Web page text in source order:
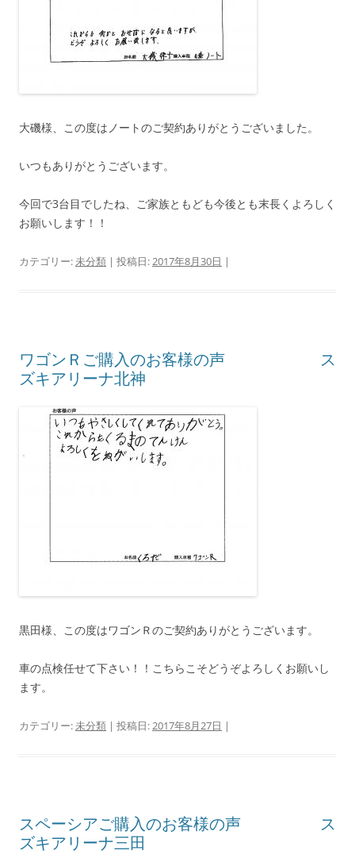
大磯様、この度はノートのご契約ありがとうございました。
いつもありがとうございます。
今回で3台目でしたね、ご家族ともども今後とも末長くよろしく
お願いします！！
カテゴリー:未分類 | 投稿日:2017年8月30日 |
ワゴンＲご購入のお客様の声 ス
ズキアリーナ北神
黒田様、この度はワゴンＲのご契約ありがとうございます。
車の点検任せて下さい！！こちらこそどうぞよろしくお願いし
ます。
カテゴリー:未分類 | 投稿日:2017年8月27日 |
スペーシアご購入のお客様の声 ス
ズキアリーナ三田